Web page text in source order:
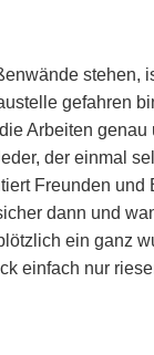
stehen,
gefahren
Arbeiten
der einmal
Freunden
dann und
ein ganz
einfach nur